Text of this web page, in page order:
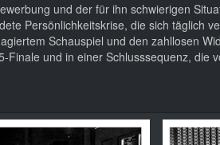
und der für ihn schwierigen
Persönlichkeitskrise, die sich täglich
Schauspiel und den zahllosen
und in einer Schlusssequenz, die